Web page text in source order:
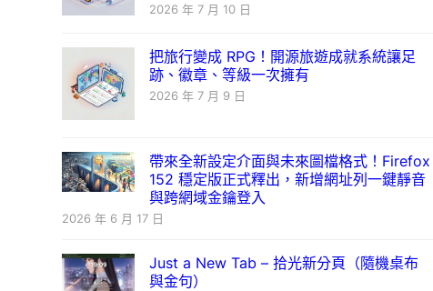
2026 年 7 月 10 日
把旅行變成 RPG！開源旅遊成就系統讓足
跡、徽章、等級一次擁有
2026 年 7 月 9 日
帶來全新設定介面與未來圖檔格式！Firefox
152 穩定版正式釋出，新增網址列一鍵靜音
與跨網域金鑰登入
2026 年 6 月 17 日
Just a New Tab – 拾光新分頁（隨機桌布
與金句）